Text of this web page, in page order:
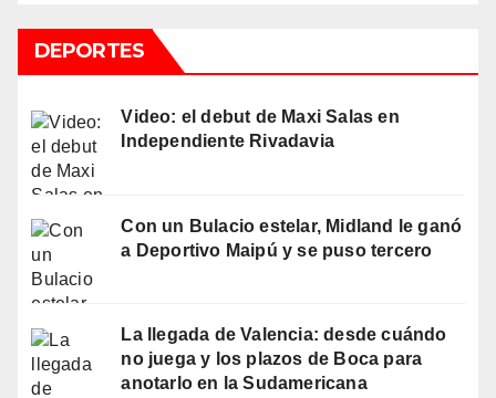
DEPORTES
Video: el debut de Maxi Salas en
Independiente Rivadavia
Con un Bulacio estelar, Midland le ganó
a Deportivo Maipú y se puso tercero
La llegada de Valencia: desde cuándo
no juega y los plazos de Boca para
anotarlo en la Sudamericana